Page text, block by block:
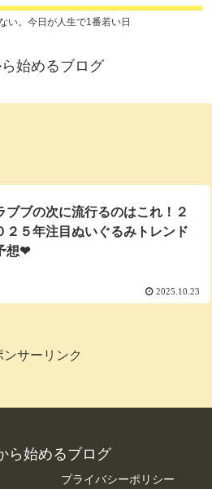
い。今日が人生で1番若い日
始めるブログ
ブブの次に流行るのはこれ！２
２５年注目ぬいぐるみトレンド
想❤
2025.10.23
ンサーリンク
ら始めるブログ
プライバシーポリシー